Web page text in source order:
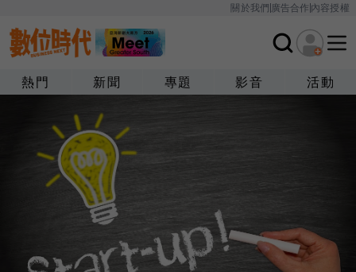
關於我們廣告合作內容授權
熱門 新聞 專題 影音 活動